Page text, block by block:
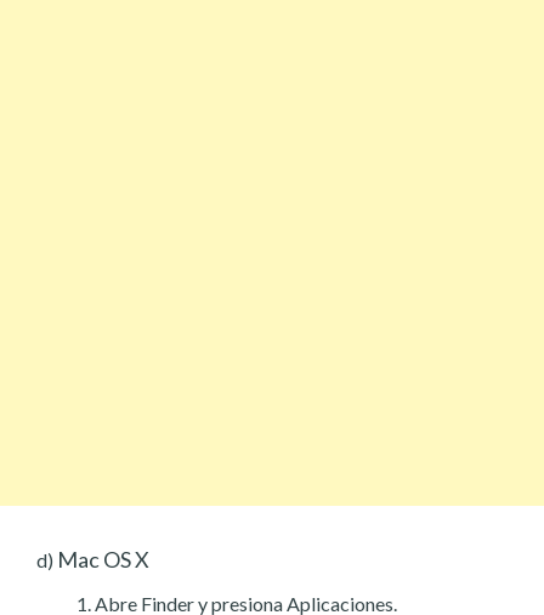
d) Mac OS X
Abre Finder y presiona Aplicaciones.